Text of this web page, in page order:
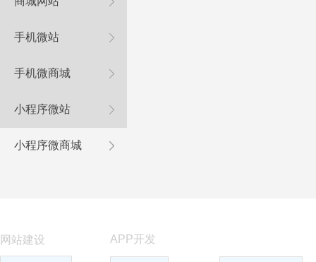
手机微站
手机微商城
小程序微站
小程序微商城
网站建设 APP开发